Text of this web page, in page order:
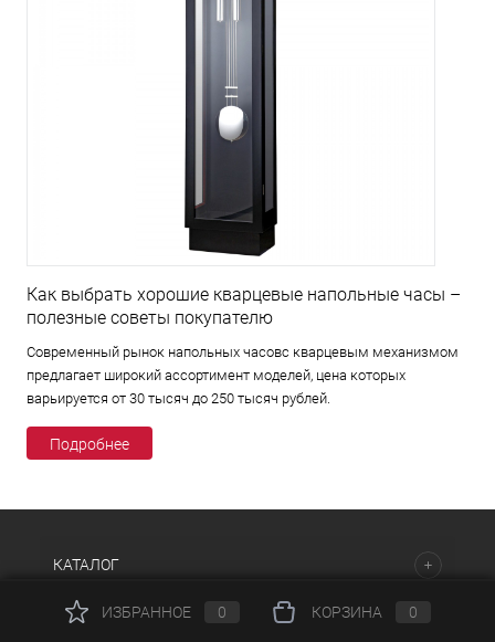
Как выбрать хорошие кварцевые напольные часы –
полезные советы покупателю
Современный рынок напольных часовс кварцевым механизмом
предлагает широкий ассортимент моделей, цена которых
варьируется от 30 тысяч до 250 тысяч рублей.
Подробнее
КАТАЛОГ
ИЗБРАННОЕ 0 КОРЗИНА 0